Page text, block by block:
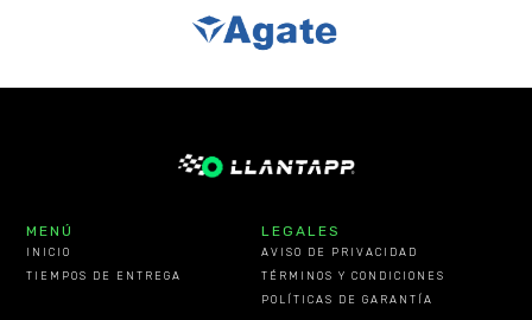
MENÚ
INICIO
TIEMPOS DE ENTREGA
LEGALES
AVISO DE PRIVACIDAD
TÉRMINOS Y CONDICIONES
POLÍTICAS DE GARANTÍA